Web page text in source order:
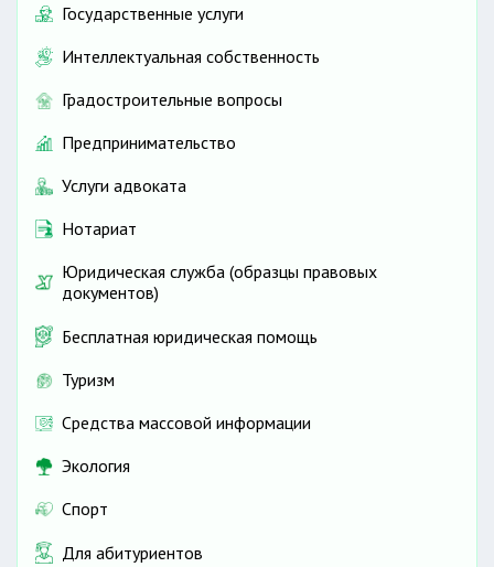
Государственные услуги
Интеллектуальная собственность
Градостроительные вопросы
Предпринимательство
Услуги адвоката
Нотариат
Юридическая служба (образцы правовых
документов)
Бесплатная юридическая помощь
Туризм
Средства массовой информации
Экология
Спорт
Для абитуриентов